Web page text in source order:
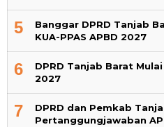
5
Banggar DPRD Tanjab
KUA-PPAS APBD 2027
6
DPRD Tanjab Barat
2027
7
DPRD dan Pemkab
Pertanggungjawaban